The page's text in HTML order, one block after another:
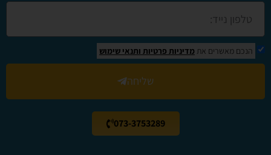
הנכם מאשרים את מדיניות פרטיות ותנאי שימוש
שליחה
073-3753289